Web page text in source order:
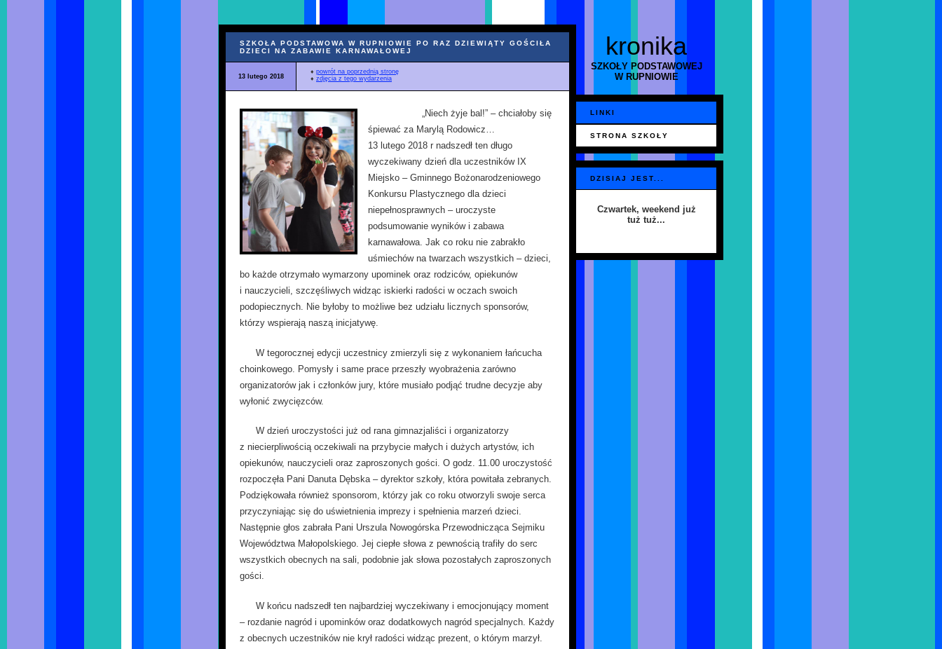
kronika
SZKOŁY PODSTAWOWEJ
W RUPNIOWIE
SZKOŁA PODSTAWOWA W RUPNIOWIE PO RAZ DZIEWIĄTY GOŚCIŁA
DZIECI NA ZABAWIE KARNAWAŁOWEJ
13 lutego 2018
♦ powrót na poprzednią stronę
♦ zdjęcia z tego wydarzenia
„Niech żyje bal!” – chciałoby się
śpiewać za Marylą Rodowicz…
13 lutego 2018 r nadszedł ten długo
wyczekiwany dzień dla uczestników IX
Miejsko – Gminnego Bożonarodzeniowego
Konkursu Plastycznego dla dzieci
niepełnosprawnych – uroczyste
podsumowanie wyników i zabawa
karnawałowa. Jak co roku nie zabrakło
uśmiechów na twarzach wszystkich – dzieci,
bo każde otrzymało wymarzony upominek oraz rodziców, opiekunów
i nauczycieli, szczęśliwych widząc iskierki radości w oczach swoich
podopiecznych. Nie byłoby to możliwe bez udziału licznych sponsorów,
którzy wspierają naszą inicjatywę.
W tegorocznej edycji uczestnicy zmierzyli się z wykonaniem łańcucha
choinkowego. Pomysły i same prace przeszły wyobrażenia zarówno
organizatorów jak i członków jury, które musiało podjąć trudne decyzje aby
wyłonić zwycięzców.
W dzień uroczystości już od rana gimnazjaliści i organizatorzy
z niecierpliwością oczekiwali na przybycie małych i dużych artystów, ich
opiekunów, nauczycieli oraz zaproszonych gości. O godz. 11.00 uroczystość
rozpoczęła Pani Danuta Dębska – dyrektor szkoły, która powitała zebranych.
Podziękowała również sponsorom, którzy jak co roku otworzyli swoje serca
przyczyniając się do uświetnienia imprezy i spełnienia marzeń dzieci.
Następnie głos zabrała Pani Urszula Nowogórska Przewodnicząca Sejmiku
Województwa Małopolskiego. Jej ciepłe słowa z pewnością trafiły do serc
wszystkich obecnych na sali, podobnie jak słowa pozostałych zaproszonych
gości.
W końcu nadszedł ten najbardziej wyczekiwany i emocjonujący moment
– rozdanie nagród i upominków oraz dodatkowych nagród specjalnych. Każdy
z obecnych uczestników nie krył radości widząc prezent, o którym marzył.
LINKI
STRONA SZKOŁY
DZISIAJ JEST...
Czwartek, weekend już
tuż tuż...